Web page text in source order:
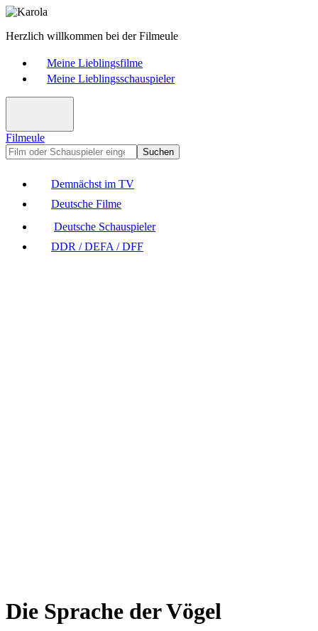
Herzlich willkommen bei der Filmeule
Meine Lieblingsfilme
Meine Lieblingsschauspieler
Filmeule
Suchen
Demnächst im TV
Deutsche Filme
Deutsche Schauspieler
DDR / DEFA / DFF
Die Sprache der Vögel